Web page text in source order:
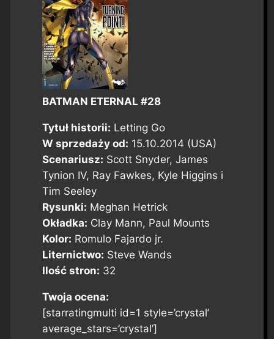
BATMAN ETERNAL #28
Tytuł historii: Letting Go
W sprzedaży od: 15.10.2014 (USA)
Scenariusz: Scott Snyder, James
Tynion IV, Ray Fawkes, Kyle Higgins i
Tim Seeley
Rysunki: Meghan Hetrick
Okładka: Clay Mann, Paul Mounts
Kolor: Romulo Fajardo jr.
Liternictwo: Steve Wands
Ilość stron: 32
Twoja ocena:
[starratingmulti id=1 style=’crystal’
average_stars=’crystal’]